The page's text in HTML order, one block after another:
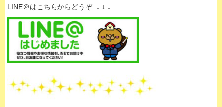
LINE＠はこちらからどうぞ ↓ ↓ ↓